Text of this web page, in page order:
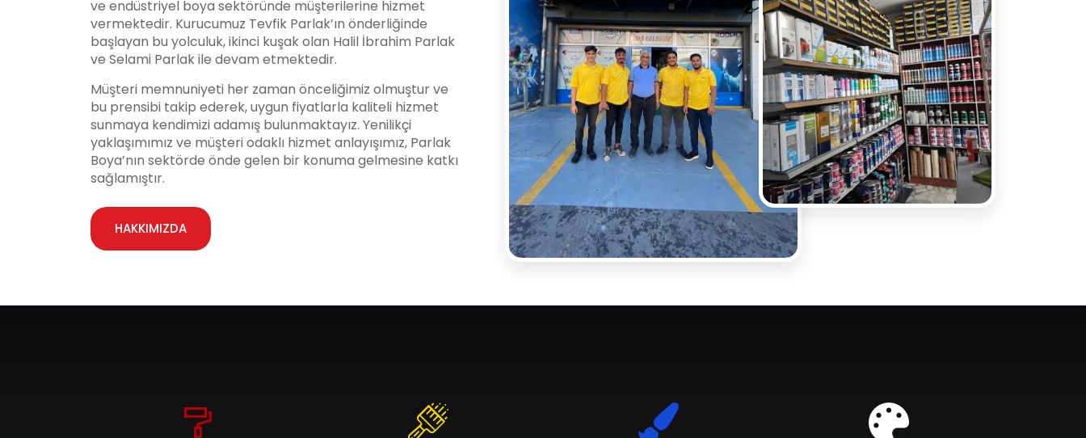
ve endüstriyel boya sektöründe müşterilerine hizmet
vermektedir. Kurucumuz Tevfik Parlak’ın önderliğinde
başlayan bu yolculuk, ikinci kuşak olan Halil İbrahim Parlak
ve Selami Parlak ile devam etmektedir.
Müşteri memnuniyeti her zaman önceliğimiz olmuştur ve
bu prensibi takip ederek, uygun fiyatlarla kaliteli hizmet
sunmaya kendimizi adamış bulunmaktayız. Yenilikçi
yaklaşımımız ve müşteri odaklı hizmet anlayışımız, Parlak
Boya’nın sektörde önde gelen bir konuma gelmesine katkı
sağlamıştır.
HAKKIMIZDA